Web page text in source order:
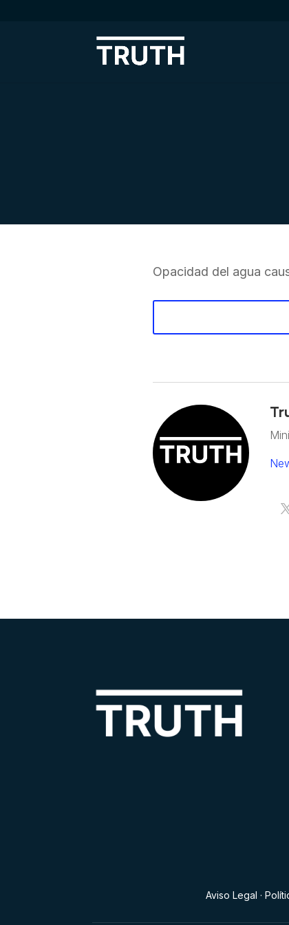
Opacidad del agua
Aviso Legal ·